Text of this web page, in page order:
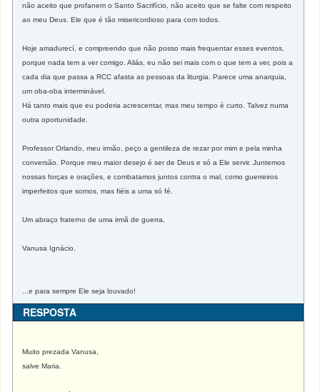
não aceito que profanem o Santo Sacrifício, não aceito que se falte com respeito
ao meu Deus. Ele que é tão misericordioso para com todos.
Hoje amadurecí, e compreendo que não posso mais frequentar esses eventos,
porque nada tem a ver comigo. Aliás, eu não sei mais com o que tem a ver, pois a
cada dia que passa a RCC afasta as pessoas da liturgia. Parece uma anarquia,
um oba-oba interminável.
Há tanto mais que eu poderia acrescentar, mas meu tempo é curto. Talvez numa
outra oportunidade.
Professor Orlando, meu irmão, peço a gentileza de rezar por mim e pela minha
conversão. Porque meu maior desejo é ser de Deus e só a Ele servir. Juntemos
nossas forças e orações, e combatamos juntos contra o mal, como guerreiros
imperfeitos que somos, mas fiéis a uma só fé.
Um abraço fraterno de uma irmã de guerra,
Vanusa Ignácio.
...e para sempre Ele seja louvado!
RESPOSTA
Muito prezada Vanusa,
salve Maria.